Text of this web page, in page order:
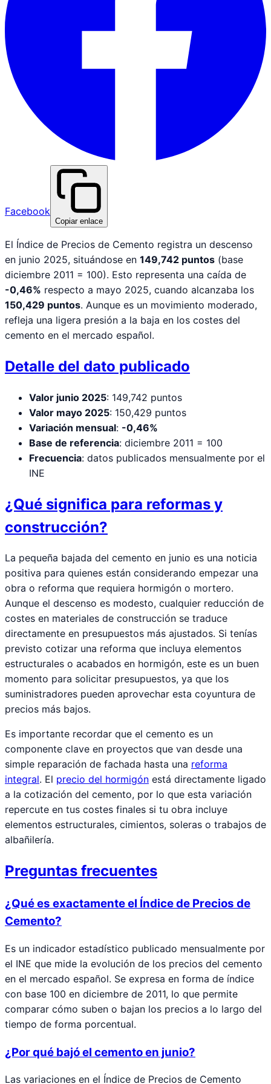
Facebook
Copiar enlace
El Índice de Precios de Cemento registra un descenso
en junio 2025, situándose en 149,742 puntos (base
diciembre 2011 = 100). Esto representa una caída de
-0,46% respecto a mayo 2025, cuando alcanzaba los
150,429 puntos. Aunque es un movimiento moderado,
refleja una ligera presión a la baja en los costes del
cemento en el mercado español.
Detalle del dato publicado
Valor junio 2025: 149,742 puntos
Valor mayo 2025: 150,429 puntos
Variación mensual: -0,46%
Base de referencia: diciembre 2011 = 100
Frecuencia: datos publicados mensualmente por el
INE
¿Qué significa para reformas y
construcción?
La pequeña bajada del cemento en junio es una noticia
positiva para quienes están considerando empezar una
obra o reforma que requiera hormigón o mortero.
Aunque el descenso es modesto, cualquier reducción de
costes en materiales de construcción se traduce
directamente en presupuestos más ajustados. Si tenías
previsto cotizar una reforma que incluya elementos
estructurales o acabados en hormigón, este es un buen
momento para solicitar presupuestos, ya que los
suministradores pueden aprovechar esta coyuntura de
precios más bajos.
Es importante recordar que el cemento es un
componente clave en proyectos que van desde una
simple reparación de fachada hasta una reforma
integral. El precio del hormigón está directamente ligado
a la cotización del cemento, por lo que esta variación
repercute en tus costes finales si tu obra incluye
elementos estructurales, cimientos, soleras o trabajos de
albañilería.
Preguntas frecuentes
¿Qué es exactamente el Índice de Precios de
Cemento?
Es un indicador estadístico publicado mensualmente por
el INE que mide la evolución de los precios del cemento
en el mercado español. Se expresa en forma de índice
con base 100 en diciembre de 2011, lo que permite
comparar cómo suben o bajan los precios a lo largo del
tiempo de forma porcentual.
¿Por qué bajó el cemento en junio?
Las variaciones en el Índice de Precios de Cemento